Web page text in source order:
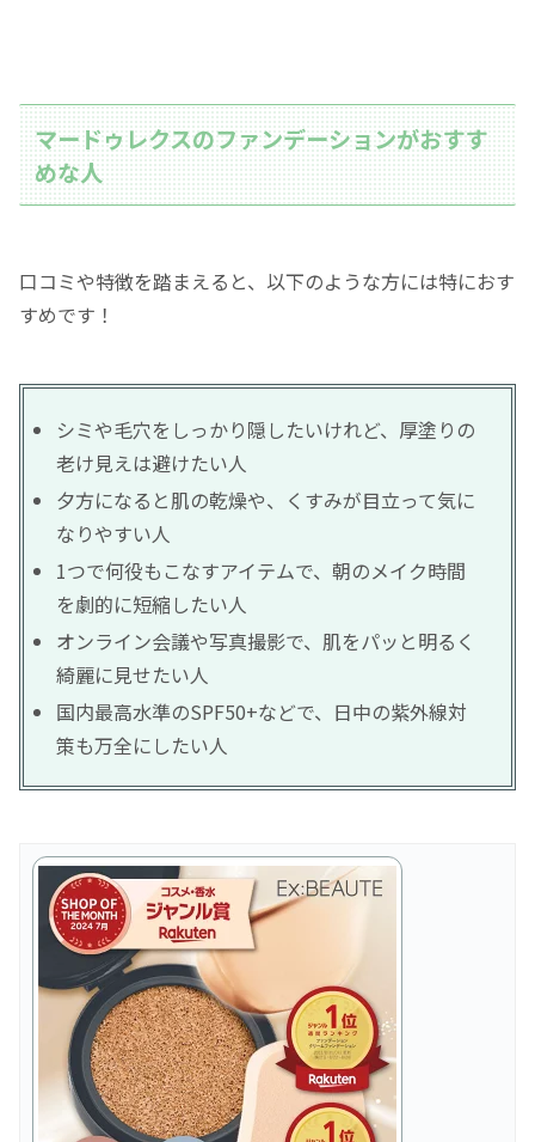
マードゥレクスのファンデーションがおすす
めな人
口コミや特徴を踏まえると、以下のような方には特におす
すめです！
シミや毛穴をしっかり隠したいけれど、厚塗りの
老け見えは避けたい人
夕方になると肌の乾燥や、くすみが目立って気に
なりやすい人
1つで何役もこなすアイテムで、朝のメイク時間
を劇的に短縮したい人
オンライン会議や写真撮影で、肌をパッと明るく
綺麗に見せたい人
国内最高水準のSPF50+などで、日中の紫外線対
策も万全にしたい人